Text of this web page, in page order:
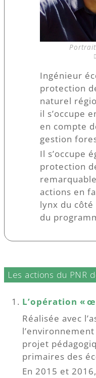
Ingénieur
protection
naturel
il s’occupe
en compte
gestion
Il s’occupe
protection
actions en
lynx du côté
du
Les actions du PNR
L’opération «
Réalisée avec
projet
primaires des
En 2015 et